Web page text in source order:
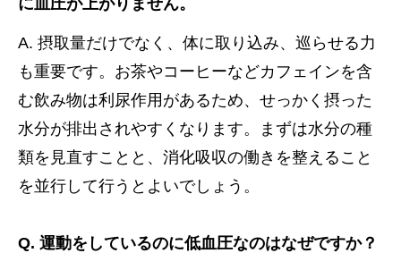
に血圧が上がりません。
A. 摂取量だけでなく、体に取り込み、巡らせる力
も重要です。お茶やコーヒーなどカフェインを含
む飲み物は利尿作用があるため、せっかく摂った
水分が排出されやすくなります。まずは水分の種
類を見直すことと、消化吸収の働きを整えること
を並行して行うとよいでしょう。
Q. 運動をしているのに低血圧なのはなぜですか？